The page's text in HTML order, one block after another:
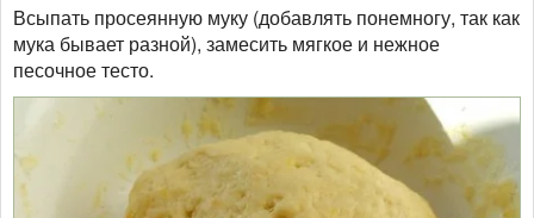
Всыпать просеянную муку (добавлять понемногу, так как
мука бывает разной), замесить мягкое и нежное
песочное тесто.